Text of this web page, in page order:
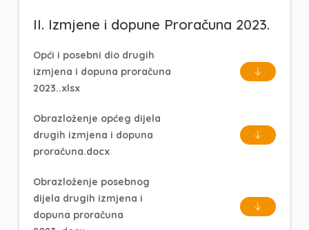
II. Izmjene i dopune Proračuna 2023.
Opći i posebni dio drugih
izmjena i dopuna proračuna
2023..xlsx
Obrazloženje općeg dijela
drugih izmjena i dopuna
proračuna.docx
Obrazloženje posebnog
dijela drugih izmjena i
dopuna proračuna